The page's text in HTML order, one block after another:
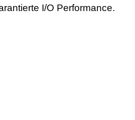
I/O Performance.